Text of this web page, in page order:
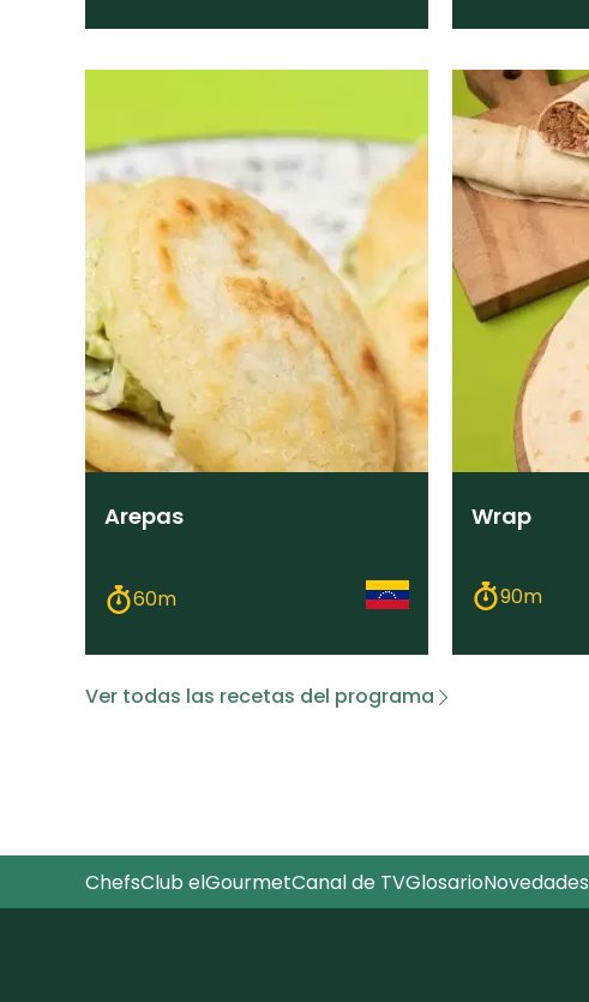
Arepas
60m
Wrap
90m
Ver todas las recetas del programa
ChefsClub elGourmetCanal de TVGlosarioNovedades